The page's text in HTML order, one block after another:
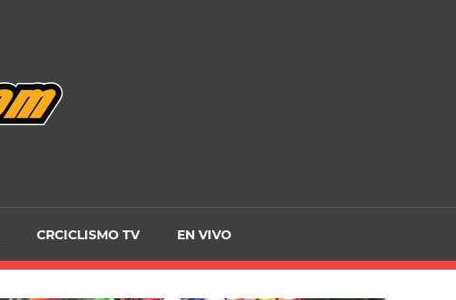
CRCICLISMO TV EN VIVO